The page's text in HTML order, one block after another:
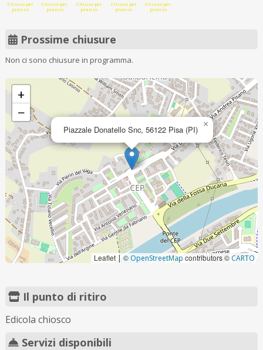
Chiuso per
pranzo
Chiuso per
pranzo
Chiuso per
pranzo
Chiuso per
pranzo
Chiuso per
pranzo
Prossime chiusure
Non ci sono chiusure in programma.
Piazzale Donatello Snc, 56122 Pisa (PI) ×
+
−
Leaflet | © OpenStreetMapcontributors © CARTO
Il punto di ritiro
Edicola chiosco
Servizi disponibili